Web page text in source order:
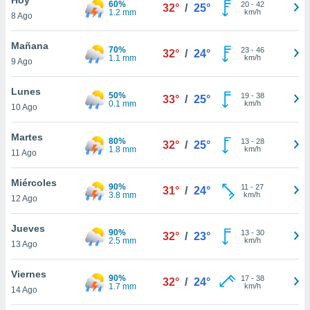
y
en
más
de
8 Ago
60%
1.2 mm
32° / 25° 20- 42
km/h
Mañana
9 Ago
70%
1.1 mm
32° / 24° 23- 46
km/h
Lunes
10 Ago
50%
0.1 mm
33° / 25° 19- 38
km/h
Martes
11 Ago
80%
1.8 mm
32° / 25° 13- 28
km/h
Miércoles
12 Ago
90%
3.8 mm
31° / 24° 11 - 27
km/h
Jueves
13 Ago
90%
2.5 mm
32° / 23° 13- 30
km/h
Viernes
14 Ago
90%
1.7 mm
32° / 24° 17- 38
km/h